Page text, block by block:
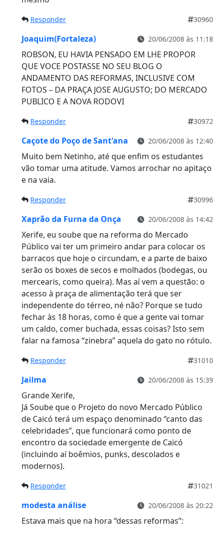
Responder 30960
Joaquim(Fortaleza) 20/06/2008 às 11:18
ROBSON, EU HAVIA PENSADO EM LHE PROPOR
QUE VOCE POSTASSE NO SEU BLOG O
ANDAMENTO DAS REFORMAS, INCLUSIVE COM
FOTOS – DA PRAÇA JOSE AUGUSTO; DO MERCADO
PUBLICO E A NOVA RODOVI
Responder 30972
Caçote do Poço de Sant'ana 20/06/2008 às 12:40
Muito bem Netinho, até que enfim os estudantes
vão tomar uma atitude. Vamos arrochar no apitaço
e na vaia.
Responder 30996
Xaprão da Furna da Onça 20/06/2008 às 14:42
Xerife, eu soube que na reforma do Mercado
Público vai ter um primeiro andar para colocar os
barracos que hoje o circundam, e a parte de baixo
serão os boxes de secos e molhados (bodegas, ou
mercearis, como queira). Mas aí vem a questão: o
acesso à praça de alimentação terá que ser
independente do térreo, né não? Porque se tudo
fechar às 18 horas, como é que a gente vai tomar
um caldo, comer buchada, essas coisas? Isto sem
falar na famosa “zinebra” aquela do gato no rótulo.
Responder 31010
Jailma 20/06/2008 às 15:39
Grande Xerife,
Já Soube que o Projeto do novo Mercado Público
de Caicó terá um espaço denominado “canto das
celebridades”, que funcionará como ponto de
encontro da sociedade emergente de Caicó
(incluindo aí boêmios, punks, descolados e
modernos).
Responder 31021
modesta análise 20/06/2008 às 20:22
Estava mais que na hora “dessas reformas”: